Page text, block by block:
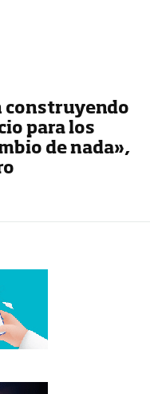
construyendo
para los
de nada»,